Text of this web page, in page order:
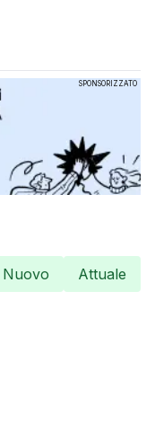
SPONSORIZZATO
Nuovo Attuale